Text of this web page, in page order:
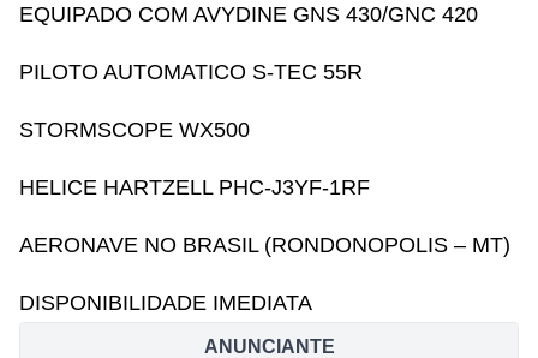
EQUIPADO COM AVYDINE GNS 430/GNC 420
PILOTO AUTOMATICO S-TEC 55R
STORMSCOPE WX500
HELICE HARTZELL PHC-J3YF-1RF
AERONAVE NO BRASIL (RONDONOPOLIS – MT)
DISPONIBILIDADE IMEDIATA
ANUNCIANTE